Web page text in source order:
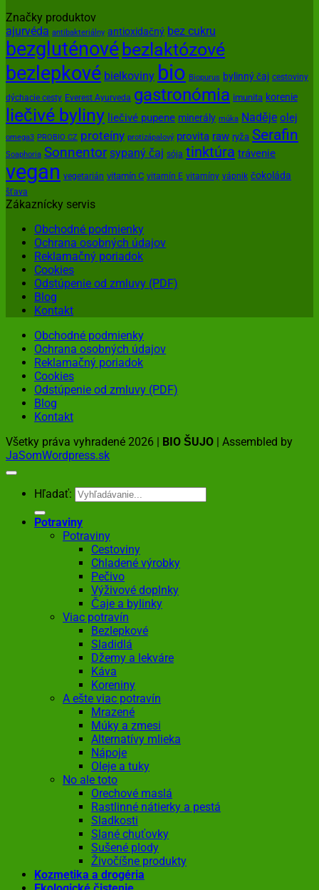
Značky produktov
ajurvéda antibakteriálny antioxidačný bez cukru
bezgluténové bezlaktózové
bezlepkové bielkoviny bio Biopurus bylinný čaj cestoviny
dýchacie cesty Everest Ayurveda gastronómia imunita korenie
liečivé byliny liečivé pupene minerály múka Naděje olej
omega3 PROBIO CZ proteíny protizápalový provita raw ryža Serafin
Soaphoria Sonnentor sypaný čaj sója tinktúra trávenie
vegan vegetarián vitamín C vitamín E vitamíny vápnik čokoláda
šťava
Zákaznícky servis
Obchodné podmienky
Ochrana osobných údajov
Reklamačný poriadok
Cookies
Odstúpenie od zmluvy (PDF)
Blog
Kontakt
Obchodné podmienky
Ochrana osobných údajov
Reklamačný poriadok
Cookies
Odstúpenie od zmluvy (PDF)
Blog
Kontakt
Všetky práva vyhradené 2026 | BIO ŠUJO | Assembled by
JaSomWordpress.sk
Hľadať:
Potraviny
Potraviny
Cestoviny
Chladené výrobky
Pečivo
Výživové doplnky
Čaje a bylinky
Viac potravín
Bezlepkové
Sladidlá
Džemy a lekváre
Káva
Koreniny
A ešte viac potravín
Mrazené
Múky a zmesi
Alternatívy mlieka
Nápoje
Oleje a tuky
No ale toto
Orechové maslá
Rastlinné nátierky a pestá
Sladkosti
Slané chuťovky
Sušené plody
Živočíšne produkty
Kozmetika a drogéria